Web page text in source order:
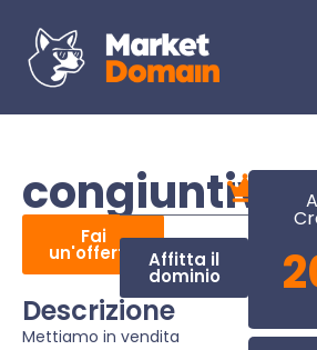
Fai
un'offerta Affitta il
dominio
Descrizione
Mettiamo in vendita